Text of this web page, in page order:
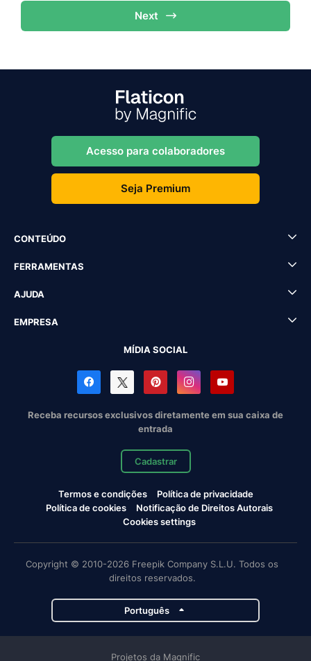
Next
Acesso para colaboradores
Seja Premium
CONTEÚDO
FERRAMENTAS
AJUDA
EMPRESA
MÍDIA SOCIAL
Receba recursos exclusivos diretamente em sua caixa de
entrada
Cadastrar
Termos e condições
Política de privacidade
Política de cookies
Notificação de Direitos Autorais
Cookies settings
Copyright © 2010-2026 Freepik Company S.L.U. Todos os
direitos reservados.
Português
Projetos da Magnific